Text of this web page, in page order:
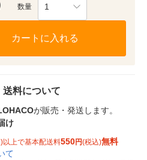
数量 1
カートに入れる
送料について
が販売・発送します。
け
以上で基本配送料550円(税込)無料
て